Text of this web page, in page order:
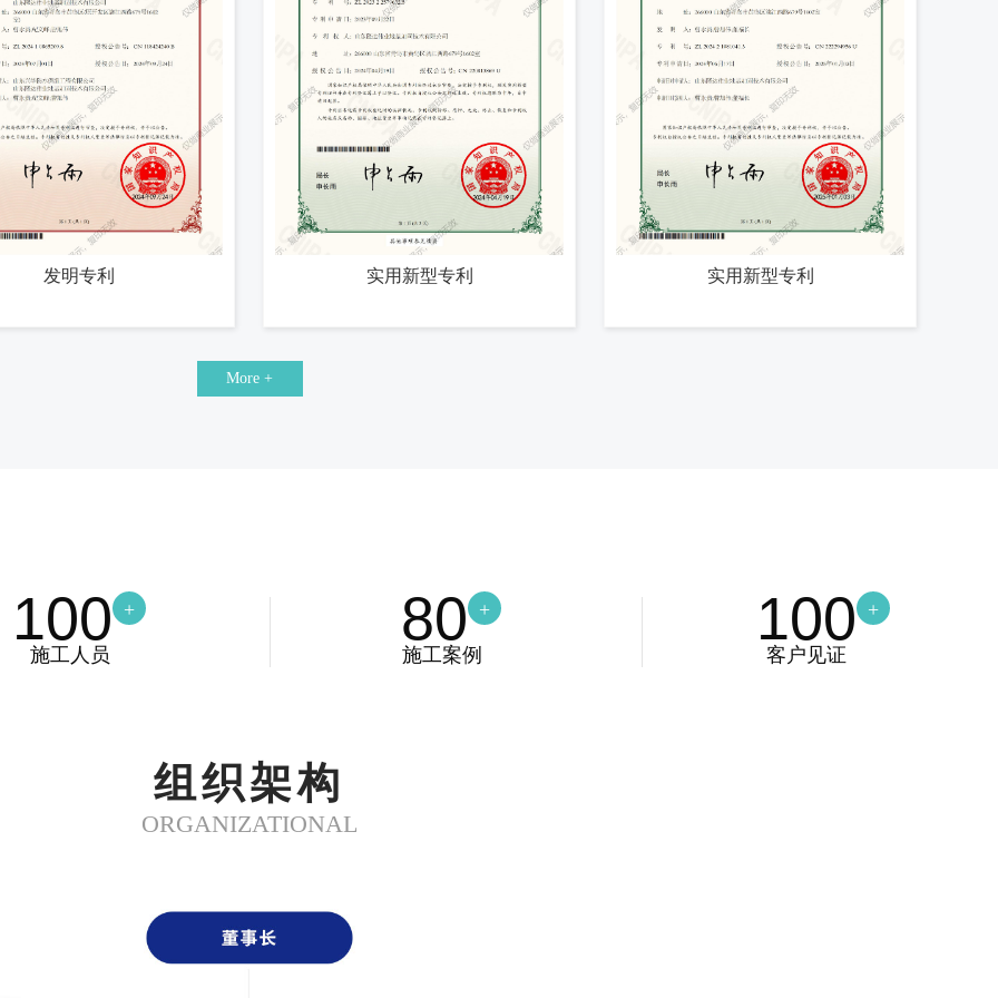
发明专利 实用新型专利 实用新型专利
More +
100 +
施工人员
80 +
施工案例
100 +
客户见证
组织架构
ORGANIZATIONAL